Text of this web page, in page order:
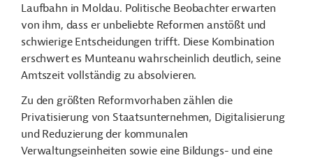
Laufbahn in Moldau. Politische Beobachter erwarten
von ihm, dass er unbeliebte Reformen anstößt und
schwierige Entscheidungen trifft. Diese Kombination
erschwert es Munteanu wahrscheinlich deutlich, seine
Amtszeit vollständig zu absolvieren.
Zu den größten Reformvorhaben zählen die
Privatisierung von Staatsunternehmen, Digitalisierung
und Reduzierung der kommunalen
Verwaltungseinheiten sowie eine Bildungs- und eine